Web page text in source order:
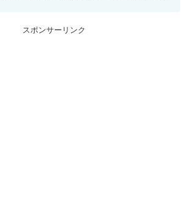
スポンサーリンク